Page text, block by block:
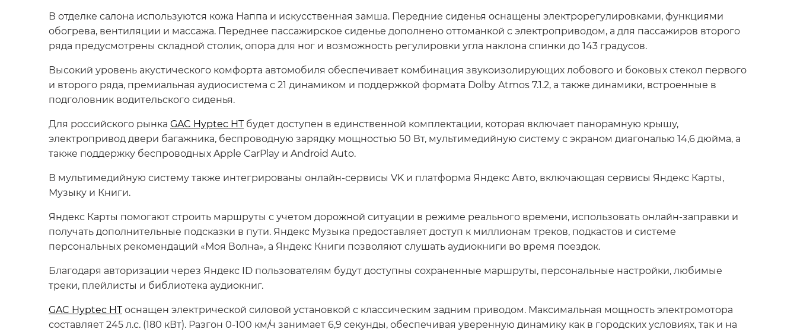
В отделке салона используются кожа Наппа и искусственная замша. Передние сиденья оснащены электрорегулировками, функциями
обогрева, вентиляции и массажа. Переднее пассажирское сиденье дополнено оттоманкой с электроприводом, а для пассажиров второго
ряда предусмотрены складной столик, опора для ног и возможность регулировки угла наклона спинки до 143 градусов.
Высокий уровень акустического комфорта автомобиля обеспечивает комбинация звукоизолирующих лобового и боковых стекол первого
и второго ряда, премиальная аудиосистема с 21 динамиком и поддержкой формата Dolby Atmos 7.1.2, а также динамики, встроенные в
подголовник водительского сиденья.
Для российского рынка GAC Hyptec HTбудет доступен в единственной комплектации, которая включает панорамную крышу,
электропривод двери багажника, беспроводную зарядку мощностью 50 Вт, мультимедийную систему с экраном диагональю 14,6 дюйма, а
также поддержку беспроводных Apple CarPlay и Android Auto.
В мультимедийную систему также интегрированы онлайн-сервисы VK и платформа Яндекс Авто, включающая сервисы Яндекс Карты,
Музыку и Книги.
Яндекс Карты помогают строить маршруты с учетом дорожной ситуации в режиме реального времени, использовать онлайн-заправки и
получать дополнительные подсказки в пути. Яндекс Музыка предоставляет доступ к миллионам треков, подкастов и системе
персональных рекомендаций «Моя Волна», а Яндекс Книги позволяют слушать аудиокниги во время поездок.
Благодаря авторизации через Яндекс ID пользователям будут доступны сохраненные маршруты, персональные настройки, любимые
треки, плейлисты и библиотека аудиокниг.
GAC Hyptec HTоснащен электрической силовой установкой с классическим задним приводом. Максимальная мощность электромотора
составляет 245 л.с. (180 кВт). Разгон 0-100 км/ч занимает 6,9 секунды, обеспечивая уверенную динамику как в городских условиях, так и на